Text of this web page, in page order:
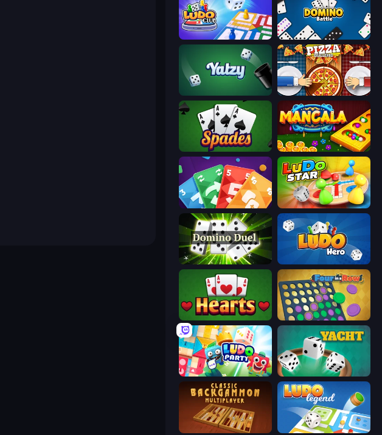
Ludo Club Domino Battle
Pizza Challenge
Spades Mancala Online
Foono Online Multiplayer Ludo Star League
Domino Duel
Hearts: Classic Four in a Row
Ludo Party Yacht
Backgammon Online Ludo Legend